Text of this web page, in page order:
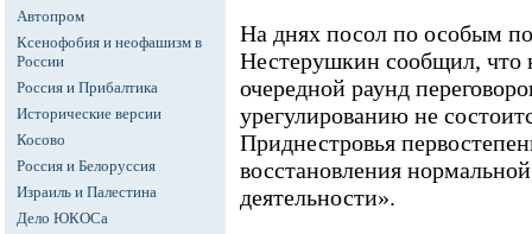
Автопром
Ксенофобия и неофашизм в
России
Россия и Прибалтика
Исторические версии
Косово
Россия и Белоруссия
Израиль и Палестина
Дело ЮКОСа
На днях посол по особым
Нестерушкин сообщил, что
очередной раунд
урегулированию не
Приднестровья
восстановления
деятельности».